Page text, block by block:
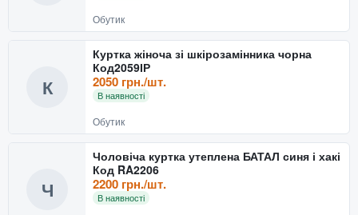
Обутик
К
Куртка жіноча зі шкірозамінника чорна
Код2059ІР
2050 грн./шт.
В наявності
Обутик
Ч
Чоловіча куртка утеплена БАТАЛ синя і хакі
Код RA2206
2200 грн./шт.
В наявності